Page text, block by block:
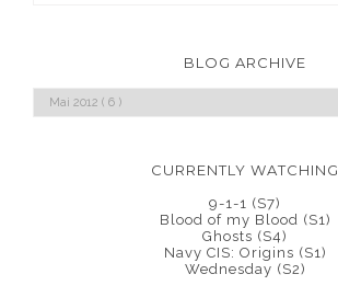
BLOG ARCHIVE
CURRENTLY WATCHING
9-1-1 (S7)
Blood of my Blood (S1)
Ghosts (S4)
Navy CIS: Origins (S1)
Wednesday (S2)